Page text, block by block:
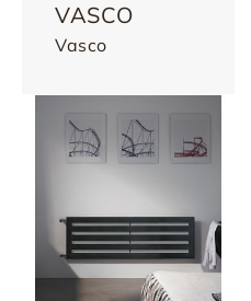
VASCO
Vasco